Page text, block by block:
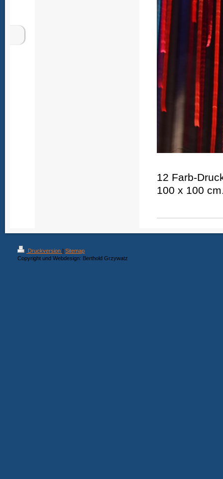
12 Farb-
100 x 100
Druckversion | Sitemap
Copyright und Webdesign: Berthold Grzywatz